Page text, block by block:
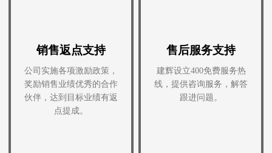
销售返点支持
公司实施各项激励政策，
奖励销售业绩优秀的合作
伙伴，达到目标业绩有返
点提成。
售后服务支持
建辉设立400免费服务热
线，提供咨询服务，解答
跟进问题。